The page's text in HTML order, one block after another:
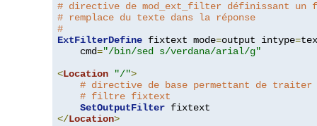
# directive de mod_ext_filter définissant
# remplace du texte dans la réponse
#
ExtFilterDefine fixtext mode=output intype=
    cmd
="/bin/sed s/verdana/arial/g"
<Location "/">
# directive de base permettant de
# filtre fixtext
SetOutputFilter
</Location>